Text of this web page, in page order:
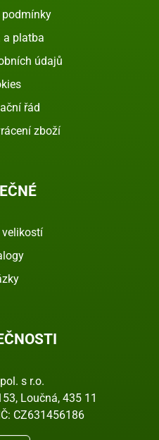
podmínky
a platba
údajů
řád
zboží
s r.o.
Loučná, 435 11
CZ631456186